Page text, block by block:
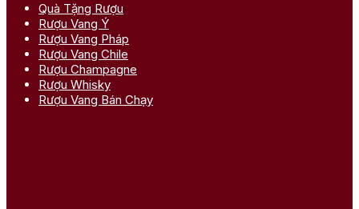
Quà Tặng Rượu
Rượu Vang Ý
Rượu Vang Pháp
Rượu Vang Chile
Rượu Champagne
Rượu Whisky
Rượu Vang Bán Chạy